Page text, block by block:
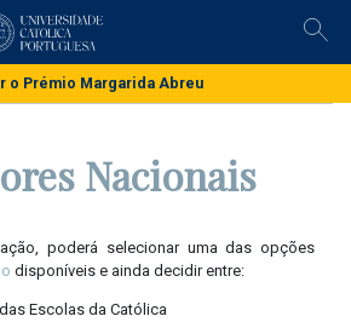
Skip
content
o Prémio Margarida Abreu
Nacionais
poderá selecionar uma das opções
disponíveis e ainda decidir entre:
Escolas da Católica